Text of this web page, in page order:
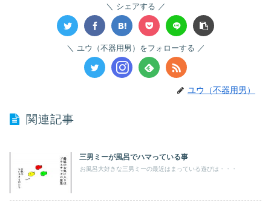
シェアする
ユウ（不器用男）をフォローする
ユウ（不器用男）
関連記事
三男ミーが風呂でハマっている事
お風呂大好きな三男ミーの最近はまっている遊びは・・・